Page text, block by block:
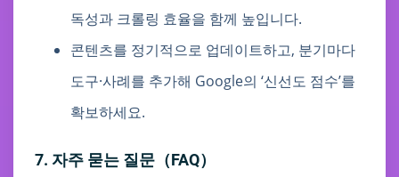
독성과 크롤링 효율을 함께 높입니다.
콘텐츠를 정기적으로 업데이트하고, 분기마다
도구·사례를 추가해 Google의 ‘신선도 점수’를
확보하세요.
7. 자주 묻는 질문（FAQ）